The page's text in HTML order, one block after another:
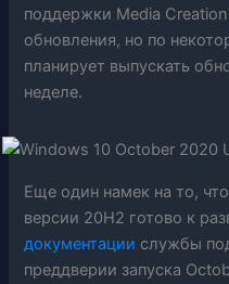
поддержки Media
обновления, но по
планирует выпускать
неделе.
Еще один намек на то,
версии 20H2 готово к
документации службы
преддверии запуска